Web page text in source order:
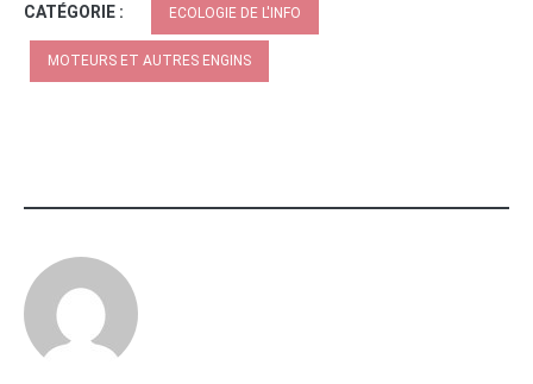
CATÉGORIE : ECOLOGIE DE L'INFO
MOTEURS ET AUTRES ENGINS